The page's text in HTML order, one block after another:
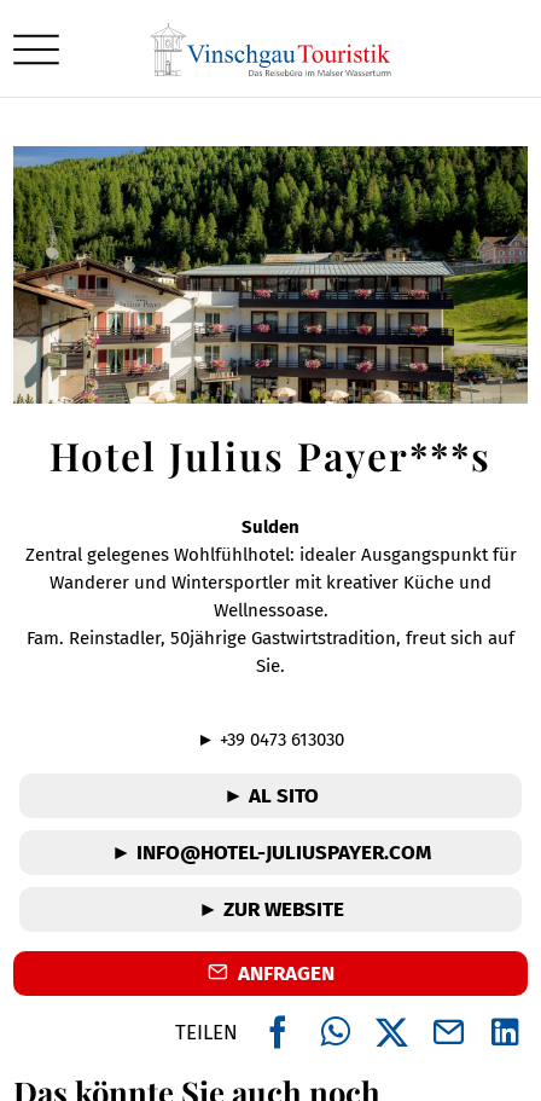
Hotel Julius Payer***s
Sulden
Zentral gelegenes Wohlfühlhotel: idealer Ausgangspunkt für
Wanderer und Wintersportler mit kreativer Küche und
Wellnessoase.
Fam. Reinstadler, 50jährige Gastwirtstradition, freut sich auf
Sie.
► +39 0473 613030
► AL SITO
► INFO@HOTEL-JULIUSPAYER.COM
► ZUR WEBSITE
ANFRAGEN
TEILEN
Das könnte Sie auch noch